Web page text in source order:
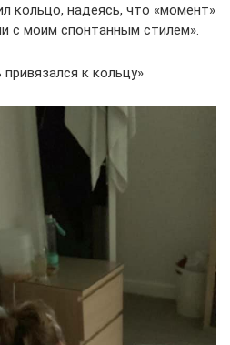
кольцо, надеясь, что «момент»
с моим спонтанным стилем».
к кольцу»